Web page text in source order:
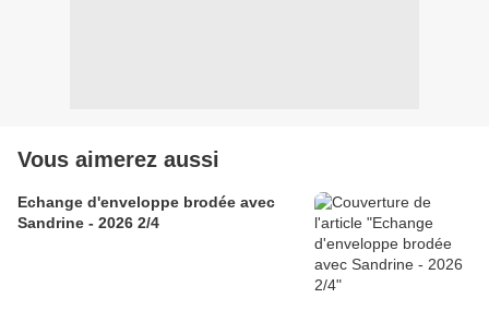
Vous aimerez aussi
Echange d'enveloppe brodée avec
Sandrine - 2026 2/4